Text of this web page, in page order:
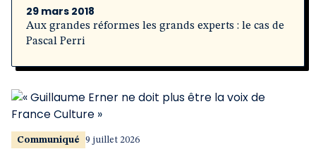
29 mars 2018
Aux grandes réformes les grands experts : le cas de
Pascal Perri
Communiqué 9 juillet 2026